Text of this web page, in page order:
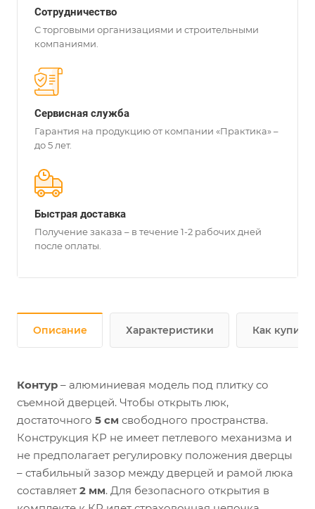
Сотрудничество
С торговыми организациями и строительными
компаниями.
Сервисная служба
Гарантия на продукцию от компании «Практика» –
до 5 лет.
Быстрая доставка
Получение заказа – в течение 1-2 рабочих дней
после оплаты.
Описание Характеристики Как купить
Контур – алюминиевая модель под плитку со
съемной дверцей. Чтобы открыть люк,
достаточного 5 см свободного пространства.
Конструкция КР не имеет петлевого механизма и
не предполагает регулировку положения дверцы
– стабильный зазор между дверцей и рамой люка
составляет 2 мм. Для безопасного открытия в